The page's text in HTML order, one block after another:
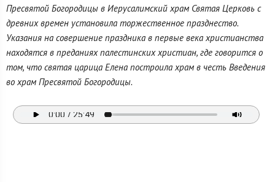
Пресвятой Богородицы в Иерусалимский храм Святая Церковь с
древних времен установила торжественное празднество.
Указания на совершение праздника в первые века христианства
находятся в преданиях палестинских христиан, где говорится о
том, что святая царица Елена построила храм в честь Введения
во храм Пресвятой Богородицы.